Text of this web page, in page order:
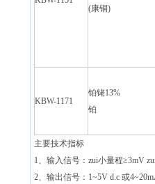
(康铜)
KBW-1171
铂铑13%
铂
主要技术指标
1、输入信号：zui小量程≥3mV
2、输出信号： 1~5V d.c 或